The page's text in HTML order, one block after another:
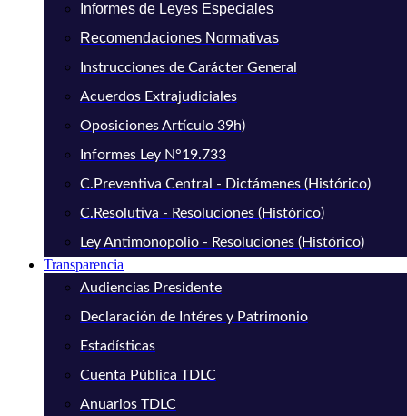
Informes de Leyes Especiales
Recomendaciones Normativas
Instrucciones de Carácter General
Acuerdos Extrajudiciales
Oposiciones Artículo 39h)
Informes Ley N°19.733
C.Preventiva Central - Dictámenes (Histórico)
C.Resolutiva - Resoluciones (Histórico)
Ley Antimonopolio - Resoluciones (Histórico)
Transparencia
Audiencias Presidente
Declaración de Intéres y Patrimonio
Estadísticas
Cuenta Pública TDLC
Anuarios TDLC